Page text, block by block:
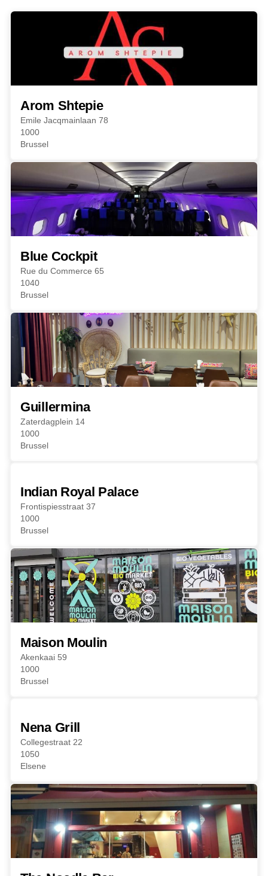
Arom Shtepie
Emile Jacqmainlaan 78
1000
Brussel
Blue Cockpit
Rue du Commerce 65
1040
Brussel
Guillermina
Zaterdagplein 14
1000
Brussel
Indian Royal Palace
Frontispiesstraat 37
1000
Brussel
Maison Moulin
Akenkaai 59
1000
Brussel
Nena Grill
Collegestraat 22
1050
Elsene